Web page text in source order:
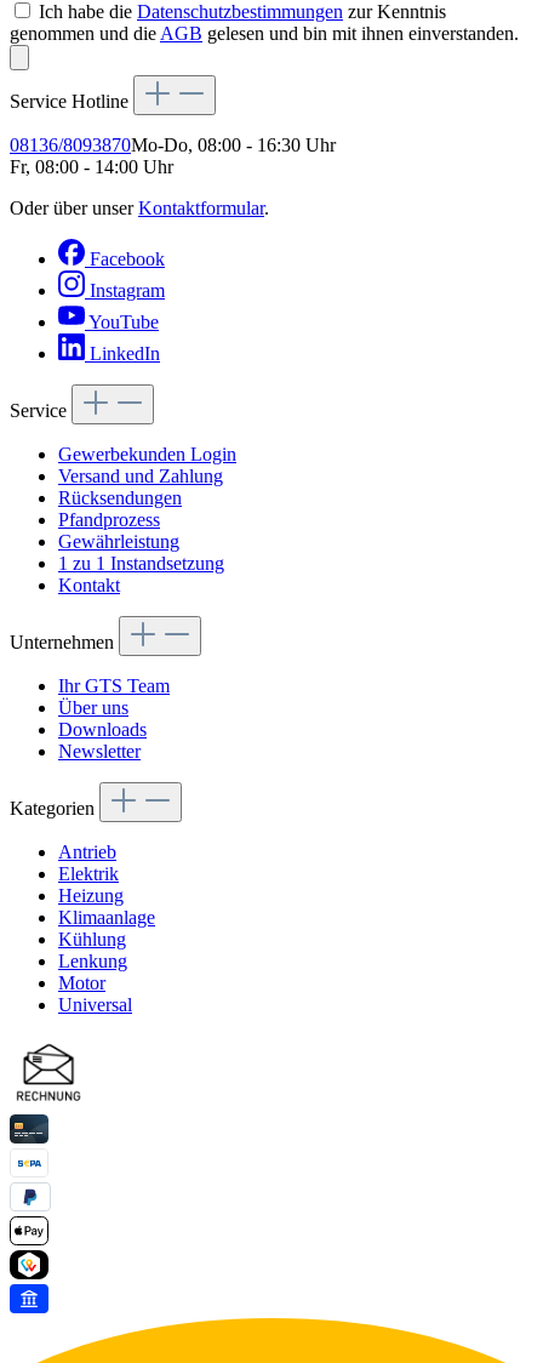
Ich habe die Datenschutzbestimmungen zur Kenntnis
genommen und die AGB gelesen und bin mit ihnen einverstanden.
Service Hotline
08136/8093870Mo-Do, 08:00 - 16:30 Uhr
Fr, 08:00 - 14:00 Uhr
Oder über unserKontaktformular.
Facebook
Instagram
YouTube
LinkedIn
Service
Gewerbekunden Login
Versand und Zahlung
Rücksendungen
Pfandprozess
Gewährleistung
1 zu 1 Instandsetzung
Kontakt
Unternehmen
Ihr GTS Team
Über uns
Downloads
Newsletter
Kategorien
Antrieb
Elektrik
Heizung
Klimaanlage
Kühlung
Lenkung
Motor
Universal